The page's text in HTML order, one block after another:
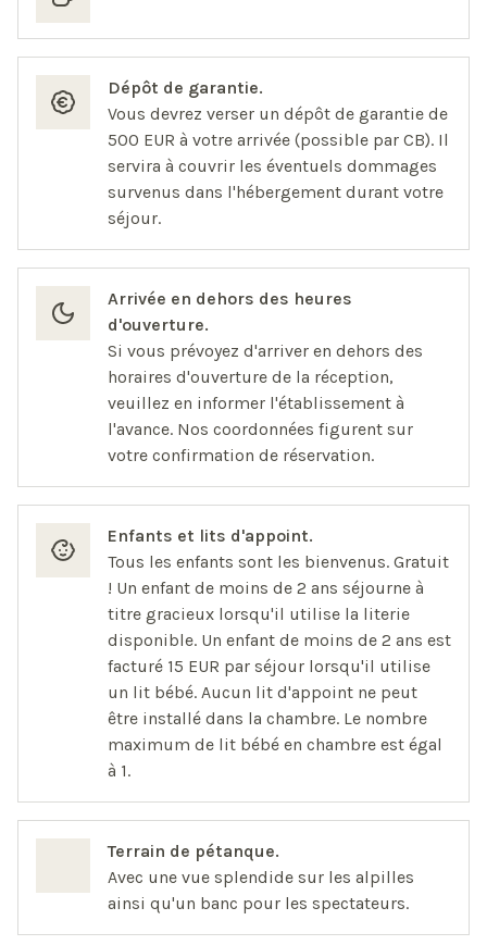
Dépôt de garantie.
Vous devrez verser un dépôt de garantie de
500 EUR à votre arrivée (possible par CB). Il
servira à couvrir les éventuels dommages
survenus dans l'hébergement durant votre
séjour.
Arrivée en dehors des heures
d'ouverture.
Si vous prévoyez d'arriver en dehors des
horaires d'ouverture de la réception,
veuillez en informer l'établissement à
l'avance. Nos coordonnées figurent sur
votre confirmation de réservation.
Enfants et lits d'appoint.
Tous les enfants sont les bienvenus. Gratuit
! Un enfant de moins de 2 ans séjourne à
titre gracieux lorsqu'il utilise la literie
disponible. Un enfant de moins de 2 ans est
facturé 15 EUR par séjour lorsqu'il utilise
un lit bébé. Aucun lit d'appoint ne peut
être installé dans la chambre. Le nombre
maximum de lit bébé en chambre est égal
à 1.
Terrain de pétanque.
Avec une vue splendide sur les alpilles
ainsi qu'un banc pour les spectateurs.